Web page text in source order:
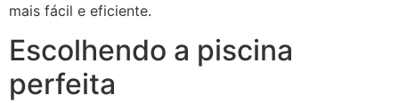
mais fácil e eficiente.
Escolhendo a piscina
perfeita